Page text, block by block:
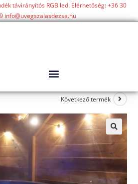
távirányítós RGB led. Elérhetőség: +36 30
info@uvegszalasdezsa.hu
Következő termék